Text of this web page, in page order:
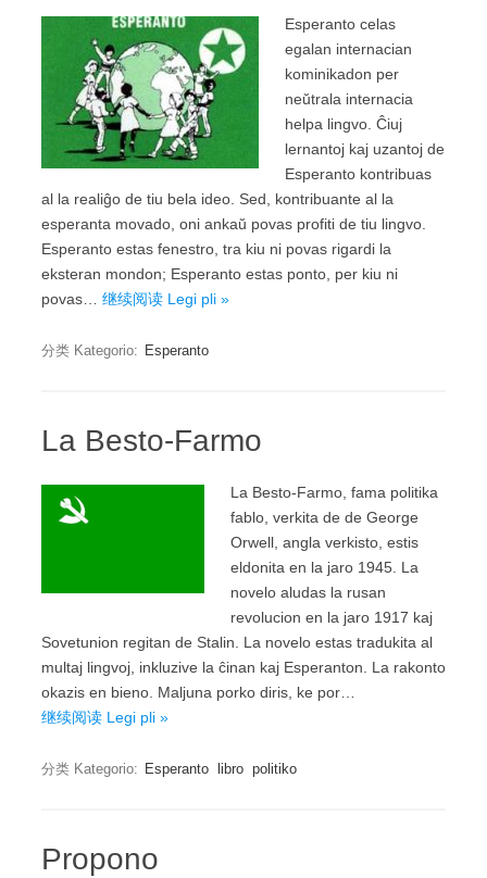
Esperanto celas
egalan internacian
kominikadon per
neŭtrala internacia
helpa lingvo. Ĉiuj
lernantoj kaj uzantoj de
Esperanto kontribuas
al la realiĝo de tiu bela ideo. Sed, kontribuante al la
esperanta movado, oni ankaŭ povas profiti de tiu lingvo.
Esperanto estas fenestro, tra kiu ni povas rigardi la
eksteran mondon; Esperanto estas ponto, per kiu ni
povas… 继续阅读 Legi pli »
分类 Kategorio: Esperanto
La Besto-Farmo
La Besto-Farmo, fama politika
fablo, verkita de de George
Orwell, angla verkisto, estis
eldonita en la jaro 1945. La
novelo aludas la rusan
revolucion en la jaro 1917 kaj
Sovetunion regitan de Stalin. La novelo estas tradukita al
multaj lingvoj, inkluzive la ĉinan kaj Esperanton. La rakonto
okazis en bieno. Maljuna porko diris, ke por…
继续阅读 Legi pli »
分类 Kategorio: Esperanto libro politiko
Propono